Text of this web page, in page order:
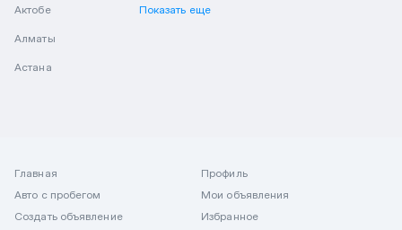
Актобе
Алматы
Астана
Показать еще
Главная
Авто с пробегом
Создать объявление
Профиль
Мои объявления
Избранное